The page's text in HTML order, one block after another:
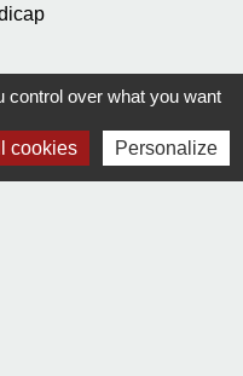
sur cette page
control over what you want
cookies Personalize